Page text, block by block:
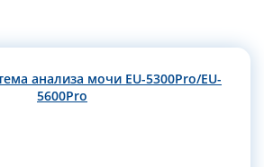
анализа мочи EU-5300Pro/EU-
5600Pro